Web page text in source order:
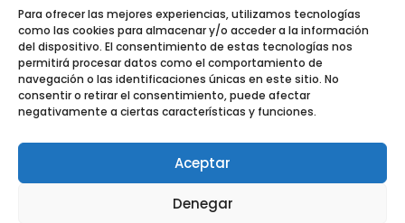
Para ofrecer las mejores experiencias, utilizamos tecnologías
como las cookies para almacenar y/o acceder a la información
del dispositivo. El consentimiento de estas tecnologías nos
permitirá procesar datos como el comportamiento de
navegación o las identificaciones únicas en este sitio. No
consentir o retirar el consentimiento, puede afectar
negativamente a ciertas características y funciones.
Aceptar
Denegar
Banco de fotografias Categoria Transporte